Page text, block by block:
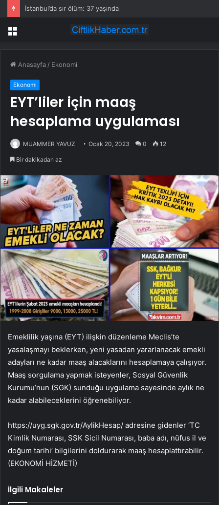
Menü
Anasayfa / Ekonomi
Ekonomi
EYT’liler için maaş
hesaplama uygulaması
MUAMMER YAVUZ Ocak 20, 2023 0 12
Bir dakikadan az
Emeklilik yaşına (EYT) ilişkin düzenleme Meclis’te
yasalaşmayı beklerken, yeni yasadan yararlanacak emekli
adayları ne kadar maaş alacaklarını hesaplamaya çalışıyor.
Maaş sorgulama yapmak isteyenler, Sosyal Güvenlik
Kurumu’nun (SGK) sunduğu uygulama sayesinde aylık ne
kadar alabileceklerini öğrenebiliyor.
https://uyg.sgk.gov.tr/AylikHesap/ adresine gidenler ‘TC
Kimlik Numarası, SSK Sicil Numarası, baba adı, nüfus il ve
doğum tarihi’ bilgilerini doldurarak maaş hesaplattırabilir.
(EKONOMİ HİZMETİ)
İlgili Makaleler